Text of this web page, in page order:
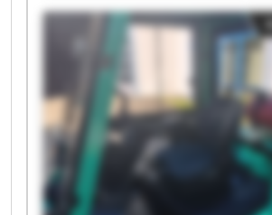
Adolf GmbH Herzog Adolf GmbH
GmbH Herzog Adolf GmbH Herzog
Herzog Adolf GmbH Herzog Adolf
GmbH Herzog Adolf GmbH